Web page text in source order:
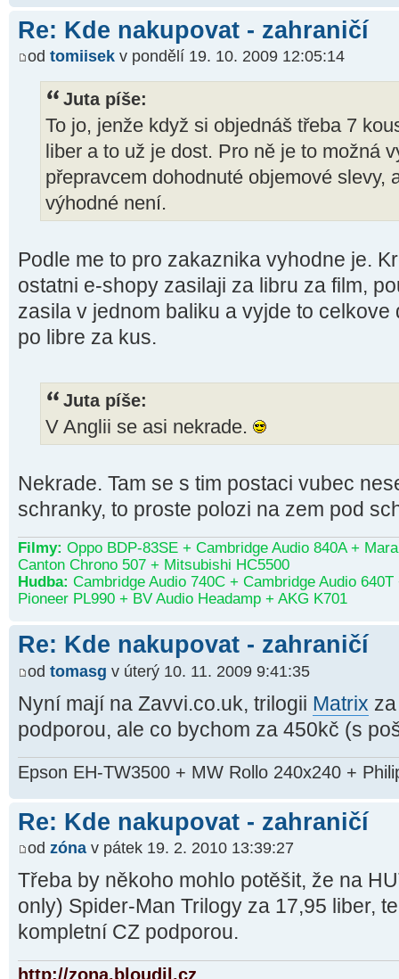
Re: Kde nakupovat - zahraničí
od tomiisek v pondělí 19. 10. 2009 12:05:14
Juta píše:
To jo, jenže když si objednáš třeba 7
liber a to už je dost. Pro ně je to možná
přepravcem dohodnuté objemové slevy,
výhodné není.
Podle me to pro zakaznika vyhodne je.
ostatni e-shopy zasilaji za libru za film,
zasila v jednom baliku a vyjde to
po libre za kus.
Juta píše:
V Anglii se asi nekrade.
Nekrade. Tam se s tim postaci vubec
schranky, to proste polozi na zem pod
Filmy: Oppo BDP-83SE + Cambridge Audio 840A +
Canton Chrono 507 + Mitsubishi HC5500
Hudba: Cambridge Audio 740C + Cambridge Audio
Pioneer PL990 + BV Audio Headamp + AKG K701
Re: Kde nakupovat - zahraničí
od tomasg v úterý 10. 11. 2009 9:41:35
Nyní mají na Zavvi.co.uk, trilogii Matrix
podporou, ale co bychom za 450kč (s
Epson EH-TW3500 + MW Rollo 240x240 +
Re: Kde nakupovat - zahraničí
od zóna v pátek 19. 2. 2010 13:39:27
Třeba by někoho mohlo potěšit, že na
only) Spider-Man Trilogy za 17,95 liber,
kompletní CZ podporou.
http://zona.bloudil.cz